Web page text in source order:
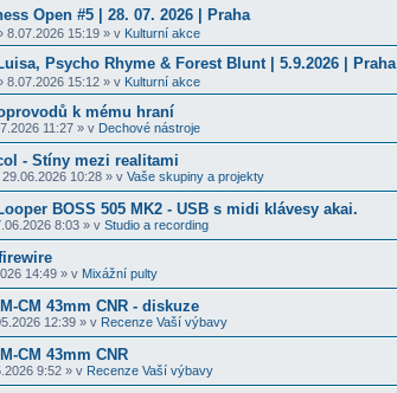
Open #5 | 28. 07. 2026 | Praha
8.07.2026 15:19 » v Kulturní akce
Psycho Rhyme & Forest Blunt | 5.9.2026 | Praha
8.07.2026 15:12 » v Kulturní akce
k mému hraní
11:27 » v Dechové nástroje
- Stíny mezi realitami
29.06.2026 10:28 » v Vaše skupiny a projekty
BOSS 505 MK2 - USB s midi klávesy akai.
8:03 » v Studio a recording
14:49 » v Mixážní pulty
CM 43mm CNR - diskuze
12:39 » v Recenze Vaší výbavy
CM 43mm CNR
9:52 » v Recenze Vaší výbavy